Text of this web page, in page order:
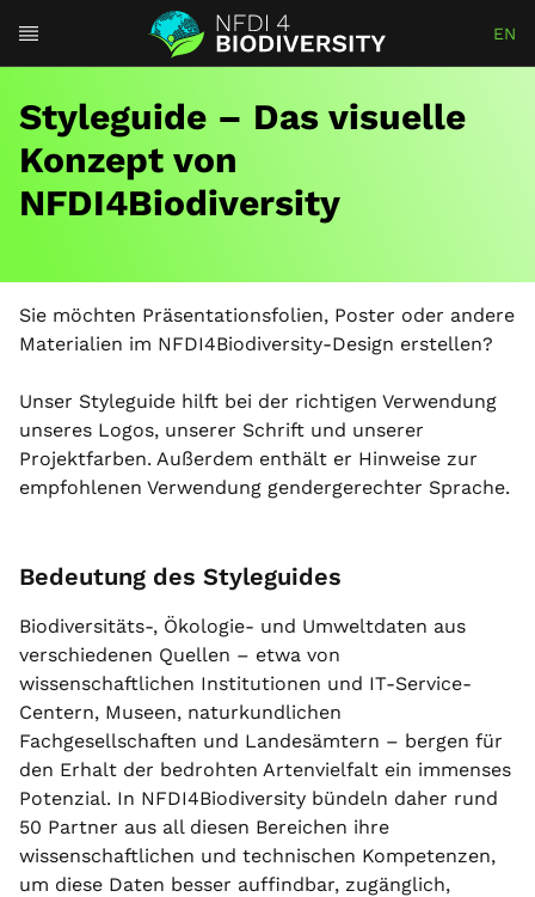
EN
Styleguide – Das visuelle
Konzept von
NFDI4Biodiversity
Sie möchten Präsentationsfolien, Poster oder andere
Materialien im NFDI4Biodiversity-Design erstellen?
Unser Styleguide hilft bei der richtigen Verwendung
unseres Logos, unserer Schrift und unserer
Projektfarben. Außerdem enthält er Hinweise zur
empfohlenen Verwendung gendergerechter Sprache.
Bedeutung des Styleguides
Biodiversitäts-, Ökologie- und Umweltdaten aus
verschiedenen Quellen – etwa von
wissenschaftlichen Institutionen und IT-Service-
Centern, Museen, naturkundlichen
Fachgesellschaften und Landesämtern – bergen für
den Erhalt der bedrohten Artenvielfalt ein immenses
Potenzial. In NFDI4Biodiversity bündeln daher rund
50 Partner aus all diesen Bereichen ihre
wissenschaftlichen und technischen Kompetenzen,
um diese Daten besser auffindbar, zugänglich,